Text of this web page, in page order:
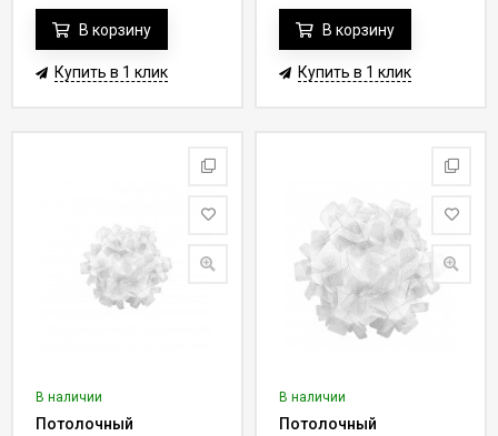
В корзину
Купить в 1 клик
В корзину
Купить в 1 клик
В наличии
Потолочный
В наличии
Потолочный